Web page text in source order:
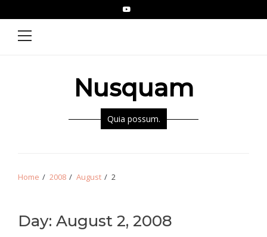
YouTube
Primary
Nusquam
Quia possum.
Home 2008 August 2
Day: August 2, 2008